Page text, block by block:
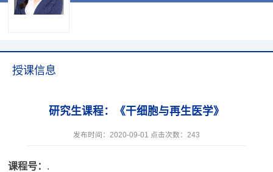
授课信息
研究生课程：《干细胞与再生医学》
发布时间：2020-09-01 点击次数： 243
课程号：